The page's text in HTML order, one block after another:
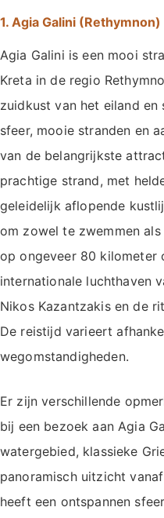
1. Agia Galini (Rethymnon)
Agia Galini is een mooi
Kreta in de regio
zuidkust van het eiland
sfeer, mooie stranden en
van de belangrijkste
prachtige strand, met
geleidelijk aflopende
om zowel te zwemmen
op ongeveer 80 kilometer
internationale luchthaven
Nikos Kazantzakis en de
De reistijd varieert
wegomstandigheden.
Er zijn verschillende
bij een bezoek aan Agia
watergebied, klassieke
panoramisch uitzicht
heeft een ontspannen